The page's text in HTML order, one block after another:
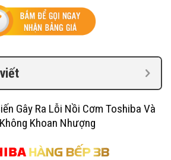
Gây Ra Lỗi Nồi Cơm Toshiba Và
Khoan Nhượng